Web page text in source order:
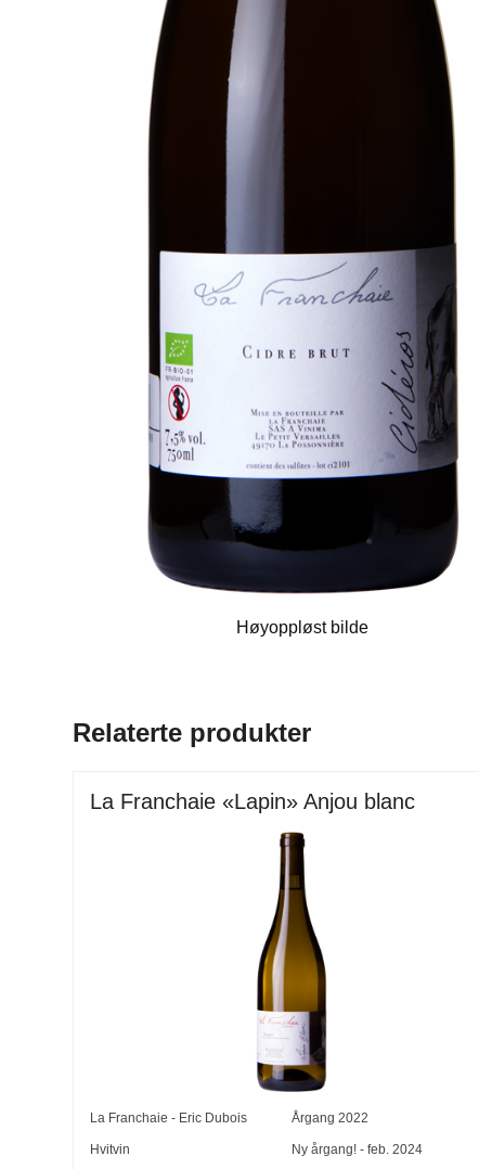
Høyoppløst bilde
Relaterte produkter
La Franchaie «Lapin» Anjou blanc
La Franchaie - Eric Dubois Årgang 2022
Hvitvin Ny årgang! - feb. 2024